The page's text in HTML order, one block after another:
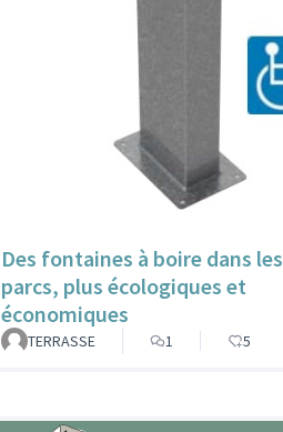
Des fontaines à boire dans les
parcs, plus écologiques et
économiques
TERRASSE 1 5